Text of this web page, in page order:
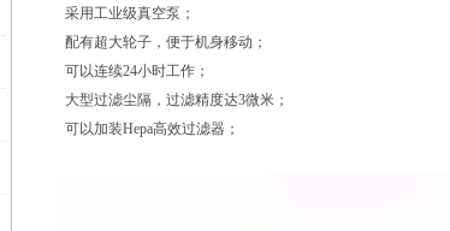
采用工业级真空泵；
配有超大轮子，便于机身移动；
可以连续24小时工作；
大型过滤尘隔，过滤精度达3微米；
可以加装Hepa高效过滤器；